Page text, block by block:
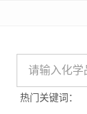
热门关键词：